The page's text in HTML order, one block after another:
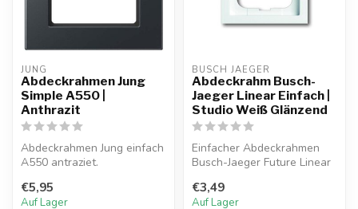
JUNG
Abdeckrahmen Jung
Simple A550 |
Anthrazit
Abdeckrahmen Jung einfach
A550 antraziet.
€5,95
Auf Lager
BUSCH JAEGER
Abdeckrahm Busch-
Jaeger Linear Einfach |
Studio Weiß Glänzend
Einfacher Abdeckrahmen
Busch-Jaeger Future Linear
€3,49
Auf Lager